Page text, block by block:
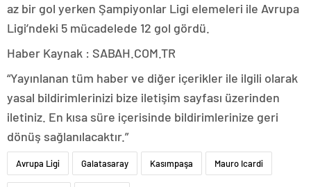
az bir gol yerken Şampiyonlar Ligi elemeleri ile Avrupa
Ligi’ndeki 5 mücadelede 12 gol gördü.
Haber Kaynak : SABAH.COM.TR
“Yayınlanan tüm haber ve diğer içerikler ile ilgili olarak
yasal bildirimlerinizi bize iletişim sayfası üzerinden
iletiniz. En kısa süre içerisinde bildirimlerinize geri
dönüş sağlanılacaktır.”
Avrupa Ligi Galatasaray Kasımpaşa Mauro Icardi